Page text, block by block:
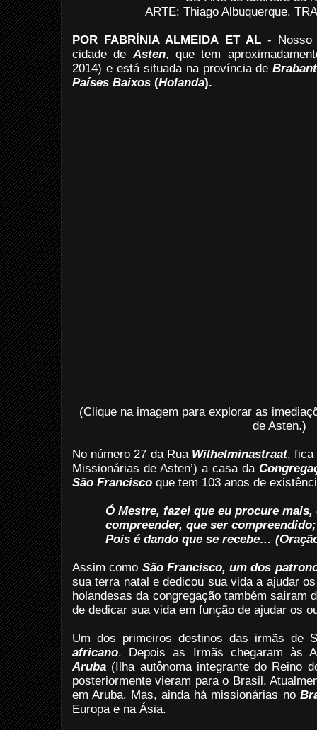
ARTE: Thiago Albuquerque.
POR FABRÍNIA ALMEIDA ET AL -
cidade deAsten, que tem
2014) e está situada na província de
Países Baixos (Holanda).
(Clique na imagem para explorar as
de Asten.)
No número 27 da Rua Wilhelminastraat, fica
Missionárias de Asten’) a casa da
São Francisco que tem 103 anos de
Ó Mestre, fazei que eu procure
compreender, que ser
Pois é dando que se recebe…
Assim como São Francisco, um dos
sua terra natal e dedicou sua vida a ajudar
holandesas da congregação também saíram
de dedicar sua vida em função de ajudar os
Um dos primeiros destinos das irmãs de
africano. Depois as Irmãs chegaram às
Aruba (Ilha autônoma integrante do Reino
posteriormente vieram para o Brasil.
em Aruba. Mas, ainda há missionárias no
Europa e na Ásia.